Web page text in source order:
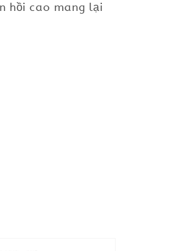
hồi cao mang lại